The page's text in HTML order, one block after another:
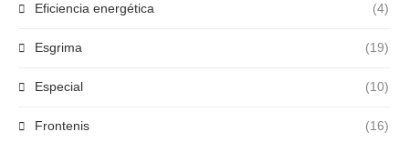
Eficiencia energética (4)
Esgrima (19)
Especial (10)
Frontenis (16)